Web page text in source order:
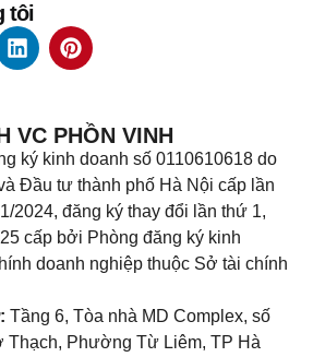
tôi
VC PHỒN VINH
ký kinh doanh số 0110610618 do
Đầu tư thành phố Hà Nội cấp lần
2024, đăng ký thay đổi lần thứ 1,
cấp bởi Phòng đăng ký kinh
doanh nghiệp thuộc Sở tài chính
Tầng 6, Tòa nhà MD Complex, số
Thạch, Phường Từ Liêm, TP Hà